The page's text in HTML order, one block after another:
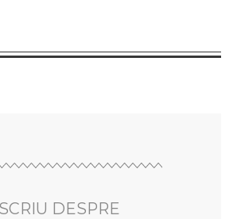
SCRIU DESPRE